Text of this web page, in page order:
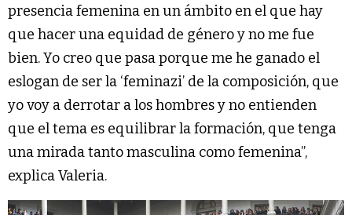
presencia femenina en un ámbito en el que hay
que hacer una equidad de género y no me fue
bien. Yo creo que pasa porque me he ganado el
eslogan de ser la ‘feminazi’ de la composición, que
yo voy a derrotar a los hombres y no entienden
que el tema es equilibrar la formación, que tenga
una mirada tanto masculina como femenina”,
explica Valeria.